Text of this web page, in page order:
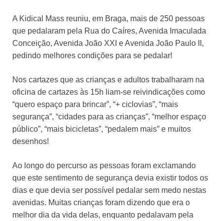
A Kidical Mass reuniu, em Braga, mais de 250 pessoas
que pedalaram pela Rua do Caíres, Avenida Imaculada
Conceição, Avenida João XXI e Avenida João Paulo II,
pedindo melhores condições para se pedalar!
Nos cartazes que as crianças e adultos trabalharam na
oficina de cartazes às 15h liam-se reivindicações como
“quero espaço para brincar”, “+ ciclovias”, “mais
segurança”, “cidades para as crianças”, “melhor espaço
público”, “mais bicicletas”, “pedalem mais” e muitos
desenhos!
Ao longo do percurso as pessoas foram exclamando
que este sentimento de segurança devia existir todos os
dias e que devia ser possível pedalar sem medo nestas
avenidas. Muitas crianças foram dizendo que era o
melhor dia da vida delas, enquanto pedalavam pela